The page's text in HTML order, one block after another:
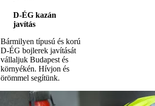
D-ÉG kazán
javítás
Bármilyen típusú és korú
D-ÉG bojlerek javítását
vállaljuk Budapest és
környékén. Hívjon és
örömmel segítünk.